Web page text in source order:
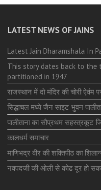
LATEST NEWS OF JAINS
Latest Jain Dharamshala In
This story dates back to the
partitioned in 1947
राजस्थान में दो मंदिर की चोरी ऐवंम
सिद्धाचल मध्ये जैन साइट भुवन
पालीताना का सौप्रथम सहस्त्रकूट
कालधर्म समाचार
माणिभद्र वीर की शक्तिपीठ का
नवपदजी की ओली से कोढ दूर हो